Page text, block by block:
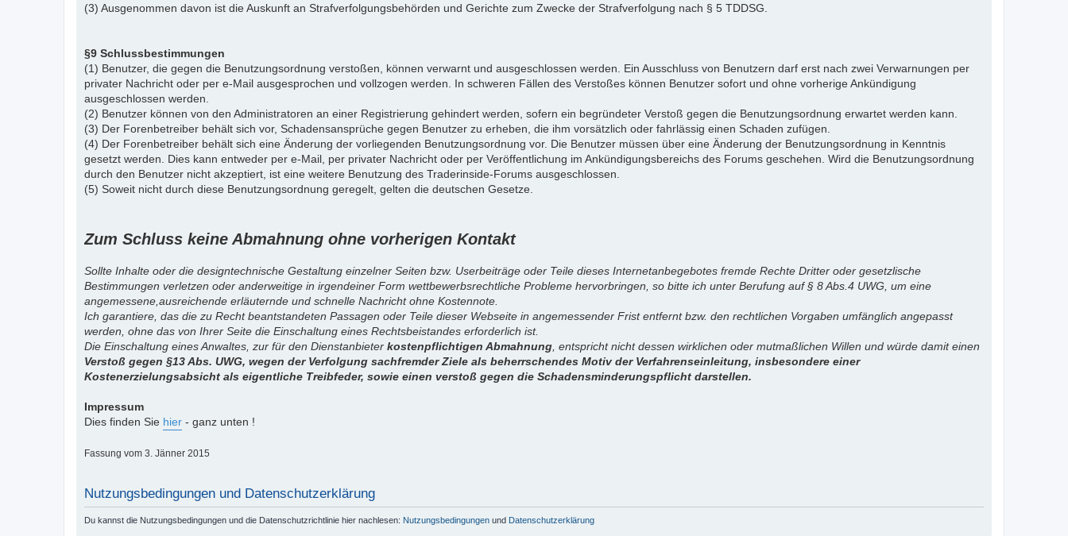
(3) Ausgenommen davon ist die Auskunft an Strafverfolgungsbehörden und Gerichte zum Zwecke der Strafverfolgung nach § 5 TDDSG.
§9 Schlussbestimmungen
(1) Benutzer, die gegen die Benutzungsordnung verstoßen, können verwarnt und ausgeschlossen werden. Ein Ausschluss von Benutzern darf erst nach zwei Verwarnungen per
privater Nachricht oder per e-Mail ausgesprochen und vollzogen werden. In schweren Fällen des Verstoßes können Benutzer sofort und ohne vorherige Ankündigung
ausgeschlossen werden.
(2) Benutzer können von den Administratoren an einer Registrierung gehindert werden, sofern ein begründeter Verstoß gegen die Benutzungsordnung erwartet werden kann.
(3) Der Forenbetreiber behält sich vor, Schadensansprüche gegen Benutzer zu erheben, die ihm vorsätzlich oder fahrlässig einen Schaden zufügen.
(4) Der Forenbetreiber behält sich eine Änderung der vorliegenden Benutzungsordnung vor. Die Benutzer müssen über eine Änderung der Benutzungsordnung in Kenntnis
gesetzt werden. Dies kann entweder per e-Mail, per privater Nachricht oder per Veröffentlichung im Ankündigungsbereichs des Forums geschehen. Wird die Benutzungsordnung
durch den Benutzer nicht akzeptiert, ist eine weitere Benutzung des Traderinside-Forums ausgeschlossen.
(5) Soweit nicht durch diese Benutzungsordnung geregelt, gelten die deutschen Gesetze.
Zum Schluss keine Abmahnung ohne vorherigen Kontakt
Sollte Inhalte oder die designtechnische Gestaltung einzelner Seiten bzw. Userbeiträge oder Teile dieses Internetanbegebotes fremde Rechte Dritter oder gesetzlische
Bestimmungen verletzen oder anderweitige in irgendeiner Form wettbewerbsrechtliche Probleme hervorbringen, so bitte ich unter Berufung auf § 8 Abs.4 UWG, um eine
angemessene,ausreichende erläuternde und schnelle Nachricht ohne Kostennote.
Ich garantiere, das die zu Recht beantstandeten Passagen oder Teile dieser Webseite in angemessender Frist entfernt bzw. den rechtlichen Vorgaben umfänglich angepasst
werden, ohne das von Ihrer Seite die Einschaltung eines Rechtsbeistandes erforderlich ist.
Die Einschaltung eines Anwaltes, zur für den Dienstanbieter kostenpflichtigen Abmahnung , entspricht nicht dessen wirklichen oder mutmaßlichen Willen und würde damit einen
Verstoß gegen §13 Abs. UWG, wegen der Verfolgung sachfremder Ziele als beherrschendes Motiv der Verfahrenseinleitung, insbesondere einer
Kostenerzielungsabsicht als eigentliche Treibfeder, sowie einen verstoß gegen die Schadensminderungspflicht darstellen.
Impressum
Dies finden Sie hier - ganz unten !
Fassung vom 3. Jänner 2015
Nutzungsbedingungen und Datenschutzerklärung
Du kannst die Nutzungsbedingungen und die Datenschutzrichtlinie hier nachlesen: Nutzungsbedingungen und Datenschutzerklärung